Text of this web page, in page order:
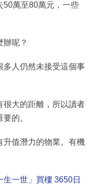
50萬至80萬元，一些
辦呢？
多人仍然未接受這個事
很大的距離，所以讀者
的。
升值潛力的物業。有機
一世」買樓 3650日